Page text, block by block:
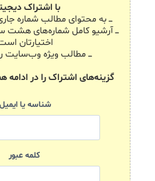
با اشتراک
ـــ به محتوای مطالب شماره
ـــ آرشیو کامل شماره‌های
اختیارتان
ـــ مطالب ویژه وب‌سایت
گزینه‌های اشتراک را در
شناسه یا
کلمه عبور